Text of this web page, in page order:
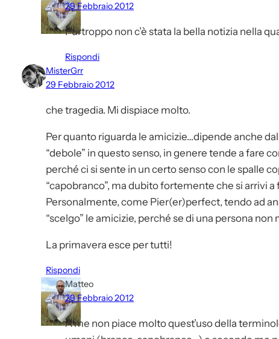
29 Febbraio 2012
Purtroppo non c’è stata la bella notizia nella
Rispondi
MisterGrr
29 Febbraio 2012
che tragedia. Mi dispiace molto.
Per quanto riguarda le amicizie…dipende anche
“debole” in questo senso, in genere tende a fare
perché ci si sente in un certo senso con le spalle
“capobranco”, ma dubito fortemente che si arrivi
Personalmente, come Pier(er)perfect, tendo ad
“scelgo” le amicizie, perché se di una persona non
La primavera esce per tutti!
Rispondi
Matteo
29 Febbraio 2012
A me non piace molto quest’uso della